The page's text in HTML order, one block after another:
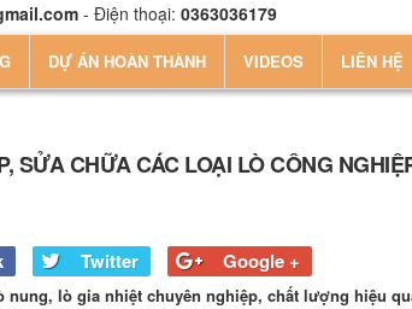
- Điện thoại: 0363036179
DỰ ÁN HOÀN THÀNH VIDEOS LIÊN HỆ
SỬA CHỮA CÁC LOẠI LÒ CÔNG
Twitter Google +
nung, lò gia nhiệt chuyên nghiệp, chất lượng hiệu